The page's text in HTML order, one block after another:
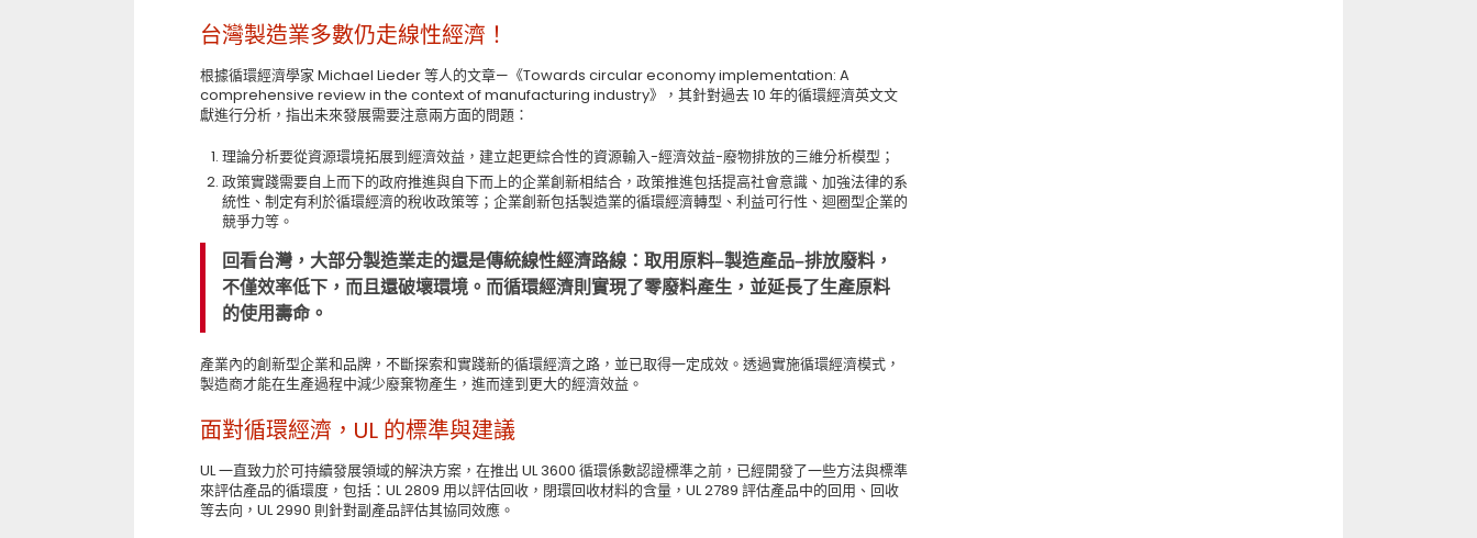
台灣製造業多數仍走線性經濟！
根據循環經濟學家 Michael Lieder 等人的文章—《Towards circular economy implementation: A
comprehensive review in the context of manufacturing industry》，其針對過去 10 年的循環經濟英文文
獻進行分析，指出未來發展需要注意兩方面的問題：
理論分析要從資源環境拓展到經濟效益，建立起更綜合性的資源輸入-經濟效益-廢物排放的三維分析模型；
政策實踐需要自上而下的政府推進與自下而上的企業創新相結合，政策推進包括提高社會意識、加強法律的系
統性、制定有利於循環經濟的稅收政策等；企業創新包括製造業的循環經濟轉型、利益可行性、迴圈型企業的
競爭力等。
回看台灣，大部分製造業走的還是傳統線性經濟路線：取用原料–製造產品–排放廢料，
不僅效率低下，而且還破壞環境。而循環經濟則實現了零廢料產生，並延長了生產原料
的使用壽命。
產業內的創新型企業和品牌，不斷探索和實踐新的循環經濟之路，並已取得一定成效。透過實施循環經濟模式，
製造商才能在生產過程中減少廢棄物產生，進而達到更大的經濟效益。
面對循環經濟，UL 的標準與建議
UL 一直致力於可持續發展領域的解決方案，在推出 UL 3600 循環係數認證標準之前，已經開發了一些方法與標準
來評估產品的循環度，包括：UL 2809 用以評估回收，閉環回收材料的含量，UL 2789 評估產品中的回用、回收
等去向，UL 2990 則針對副產品評估其協同效應。